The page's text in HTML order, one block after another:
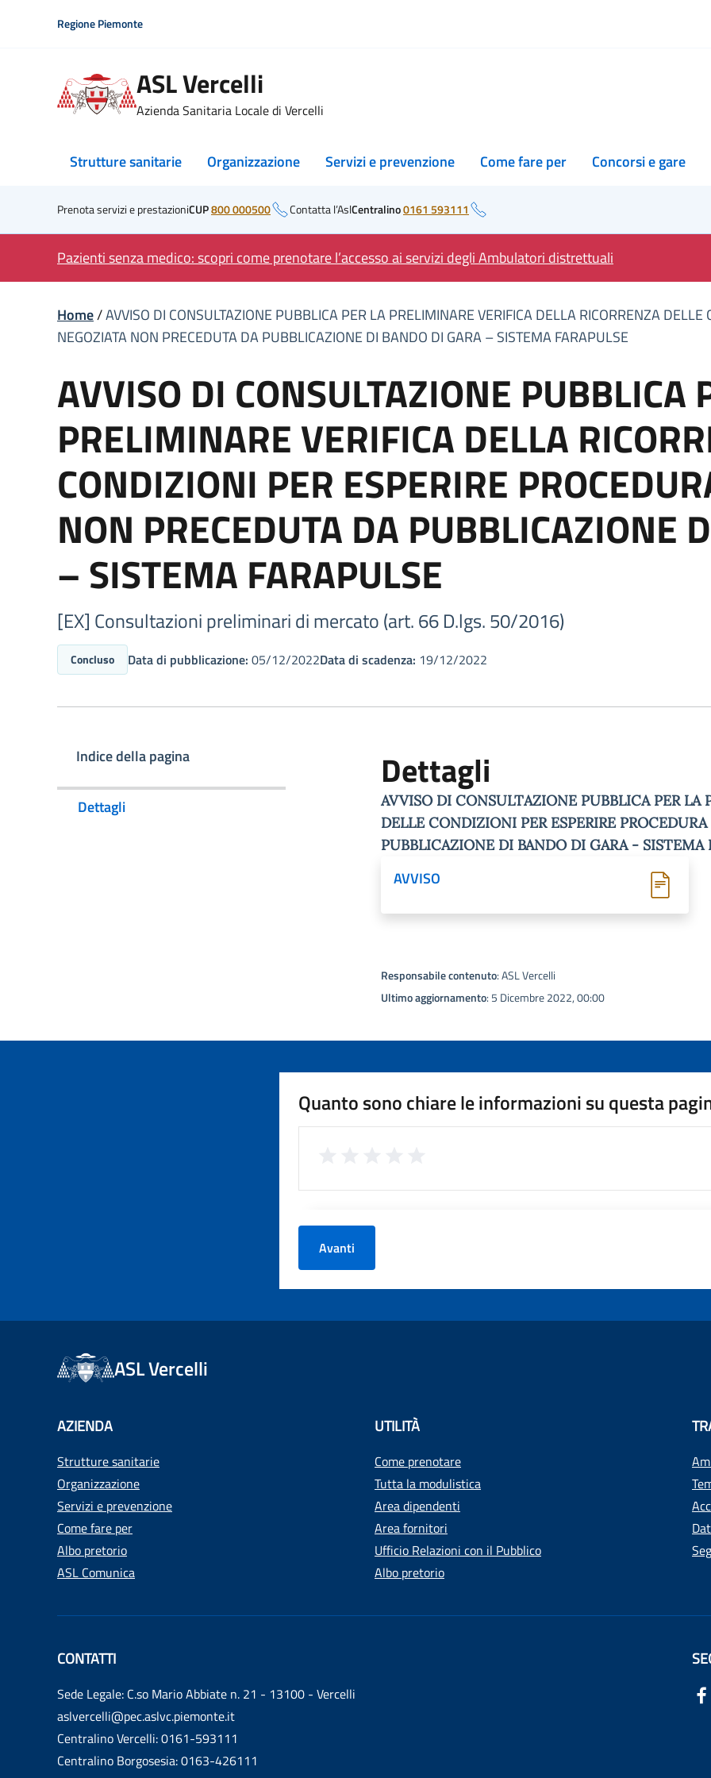
Regione Piemonte
ASL Vercelli
Azienda Sanitaria Locale di Vercelli
Strutture sanitarie Organizzazione Servizi e prevenzione Come fare per Concorsi e gare
Prenota servizi e prestazioniCUP800 000500 Contatta l’AslCentralino0161 593111
Pazienti senza medico: scopri come prenotare l’accesso ai servizi degli Ambulatori distrettuali
Home/AVVISO DI CONSULTAZIONE PUBBLICA PER LA PRELIMINARE VERIFICA DELLA RICORRENZA
NEGOZIATA NON PRECEDUTA DA PUBBLICAZIONE DI BANDO DI GARA – SISTEMA FARAPULSE
AVVISO DI CONSULTAZIONE PUBBLICA
PRELIMINARE VERIFICA DELLA
CONDIZIONI PER ESPERIRE
NON PRECEDUTA DA PUBBLICAZIONE
– SISTEMA FARAPULSE
[EX] Consultazioni preliminari di mercato (art. 66 D.lgs. 50/2016)
Concluso Data di pubblicazione: 05/12/2022Data di scadenza: 19/12/2022
Indice della pagina
Dettagli
Dettagli
AVVISO DI CONSULTAZIONE PUBBLICA PER LA
DELLE CONDIZIONI PER ESPERIRE
PUBBLICAZIONE DI BANDO DI GARA - SISTEMA
AVVISO
Responsabile contenuto: ASL Vercelli
Ultimo aggiornamento: 5 Dicembre 2022, 00:00
Quanto sono chiare le informazioni su questa
Avanti
ASL Vercelli
AZIENDA
Strutture sanitarie
Organizzazione
Servizi e prevenzione
Come fare per
Albo pretorio
ASL Comunica
UTILITÀ
Come prenotare
Tutta la modulistica
Area dipendenti
Area fornitori
Ufficio Relazioni con il Pubblico
Albo pretorio
CONTATTI
Sede Legale: C.so Mario Abbiate n. 21 - 13100 - Vercelli
aslvercelli@pec.aslvc.piemonte.it
Centralino Vercelli: 0161-593111
Centralino Borgosesia: 0163-426111